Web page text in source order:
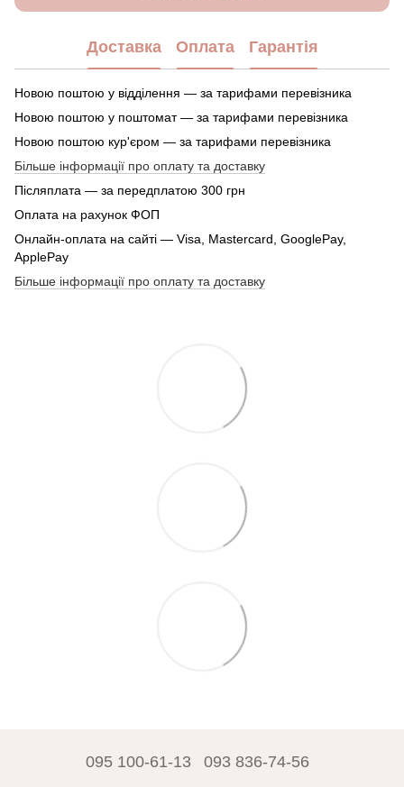
Доставка Оплата Гарантія
Новою поштою у відділення — за тарифами перевізника
Новою поштою у поштомат — за тарифами перевізника
Новою поштою кур'єром — за тарифами перевізника
Більше інформації про оплату та доставку
Післяплата — за передплатою 300 грн
Оплата на рахунок ФОП
Онлайн-оплата на сайті — Visa, Mastercard, GooglePay,
ApplePay
Більше інформації про оплату та доставку
095 100-61-13 093 836-74-56